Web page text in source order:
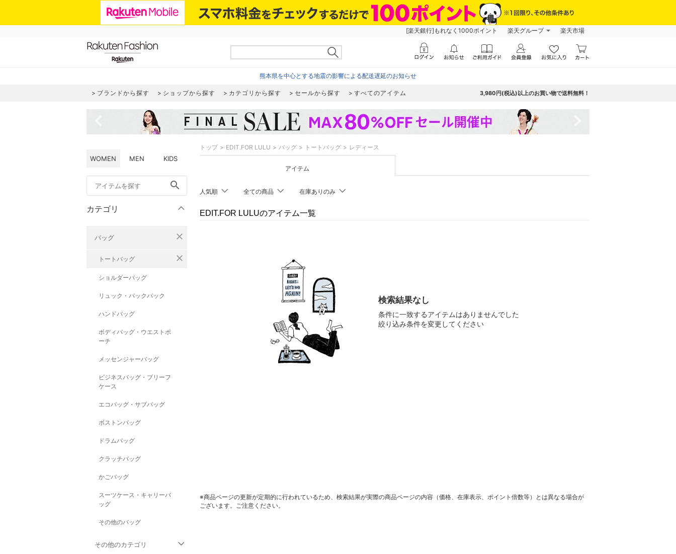
[楽天銀行]もれなく1000ポイント 楽天グループ 楽天市場
熊本県を中心とする地震の影響による配送遅延のお知らせ
ブランドから探す ショップから探す カテゴリから探す セールから探す すべてのアイテム 3,980円(税込)以上のお買い物で送料無料！
WOMEN MEN KIDS
search
カテゴリ
バッグ close
トートバッグ close
ショルダーバッグ
リュック・バックパック
ハンドバッグ
ボディバッグ・ウエストポ
ーチ
メッセンジャーバッグ
ビジネスバッグ・ブリーフ
ケース
エコバッグ・サブバッグ
ボストンバッグ
ドラムバッグ
クラッチバッグ
かごバッグ
スーツケース・キャリーバ
ッグ
その他のバッグ
その他のカテゴリ
トップ EDIT.FOR LULU バッグ トートバッグ レディース
アイテム
人気順 全ての商品 在庫ありのみ
EDIT.FOR LULUのアイテム一覧
検索結果なし
条件に一致するアイテムはありませんでした
絞り込み条件を変更してください
※商品ページの更新が定期的に行われているため、検索結果が実際の商品ページの内容（価格、在庫表示、ポイント倍数等）とは異なる場合が
ございます。ご注意ください。